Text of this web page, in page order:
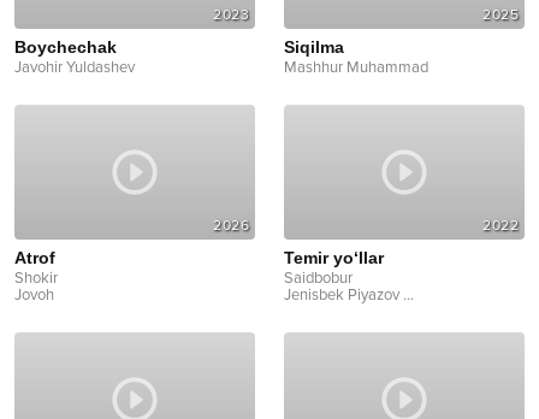
2023
Boychechak
Javohir Yuldashev
2025
Siqilma
Mashhur Muhammad
2026
Atrof
Shokir
Jovoh
2022
Temir yo‘llar
Saidbobur
Jenisbek Piyazov ...